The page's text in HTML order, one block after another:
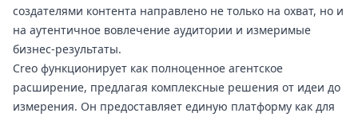
создателями контента направлено не только на охват, но и
на аутентичное вовлечение аудитории и измеримые
бизнес-результаты.
Creo функционирует как полноценное агентское
расширение, предлагая комплексные решения от идеи до
измерения. Он предоставляет единую платформу как для